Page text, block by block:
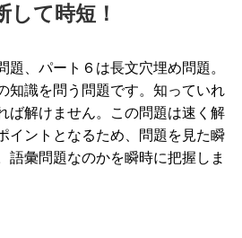
して時短！
題、パート６は長文穴埋め問題。
知識を問う問題です。知っていれ
ば解けません。この問題は速く解
イントとなるため、問題を見た瞬
語彙問題なのかを瞬時に把握しま